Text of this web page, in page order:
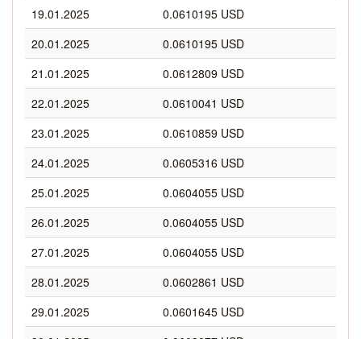
19.01.2025
0.0610195 USD
20.01.2025
0.0610195 USD
21.01.2025
0.0612809 USD
22.01.2025
0.0610041 USD
23.01.2025
0.0610859 USD
24.01.2025
0.0605316 USD
25.01.2025
0.0604055 USD
26.01.2025
0.0604055 USD
27.01.2025
0.0604055 USD
28.01.2025
0.0602861 USD
29.01.2025
0.0601645 USD